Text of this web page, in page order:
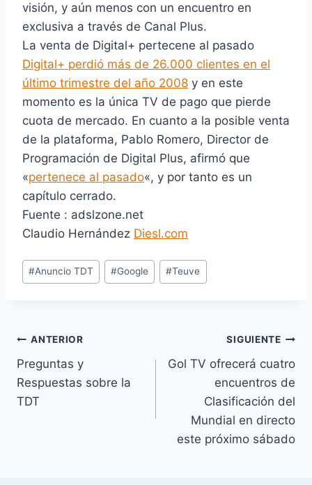
visión, y aún menos con un encuentro en
exclusiva a través de Canal Plus.
La venta de Digital+ pertecene al pasado
Digital+ perdió más de 26.000 clientes en el
último trimestre del año 2008 y en este
momento es la única TV de pago que pierde
cuota de mercado. En cuanto a la posible venta
de la plataforma, Pablo Romero, Director de
Programación de Digital Plus, afirmó que
«pertenece al pasado«, y por tanto es un
capítulo cerrado.
Fuente : adslzone.net
Claudio Hernández Diesl.com
E
t
u
e
t
a
#Anuncio TDT #Google #Teuve
Navegación
de
entradas
ANTERIOR
Preguntas y
Respuestas sobre la
TDT
SIGUIENTE
Gol TV ofrecerá cuatro
encuentros de
Clasificación del
Mundial en directo
este próximo sábado